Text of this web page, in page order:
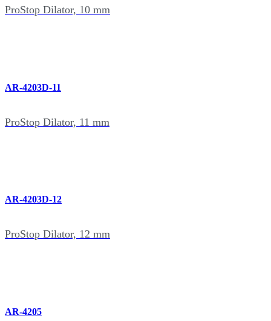
ProStop Dilator, 10 mm
AR-4203D-11
ProStop Dilator, 11 mm
AR-4203D-12
ProStop Dilator, 12 mm
AR-4205